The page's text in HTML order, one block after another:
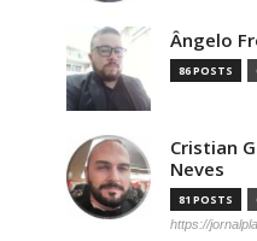
Ângelo
86 POSTS
Cristian
Neves
81 POSTS
https://